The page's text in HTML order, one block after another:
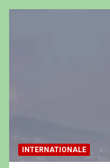
INTERNATIONALE